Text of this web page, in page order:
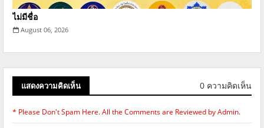
ไม่มีชื่อ
August 06, 2026
แสดงความคิดเห็น 0 ความคิดเห็น
* Please Don't Spam Here. All the Comments are Reviewed by Admin.